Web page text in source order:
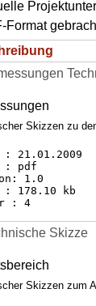
Format
Skizzen zu
: 21.01.2009
: pdf
1.0
: 178.10 kb
: 4
Skizze
Skizzen zum